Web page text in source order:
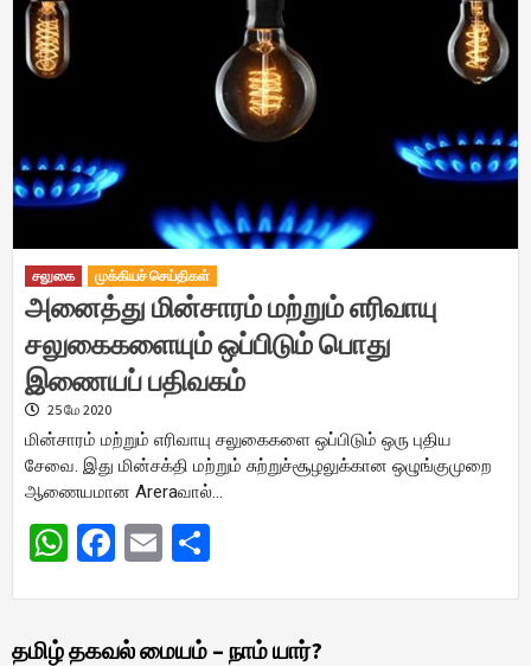
சலுகை முக்கியச் செய்திகள்
அனைத்து மின்சாரம் மற்றும் எரிவாயு
சலுகைகளையும் ஒப்பிடும் பொது
இணையப் பதிவகம்
25 மே 2020
மின்சாரம் மற்றும் எரிவாயு சலுகைகளை ஒப்பிடும் ஒரு புதிய
சேவை. இது மின்சக்தி மற்றும் சுற்றுச்சூழலுக்கான ஒழுங்குமுறை
ஆணையமான Areraவால்…
WhatsApp
Facebook
Email
தமிழ் தகவல் மையம் – நாம் யார்?